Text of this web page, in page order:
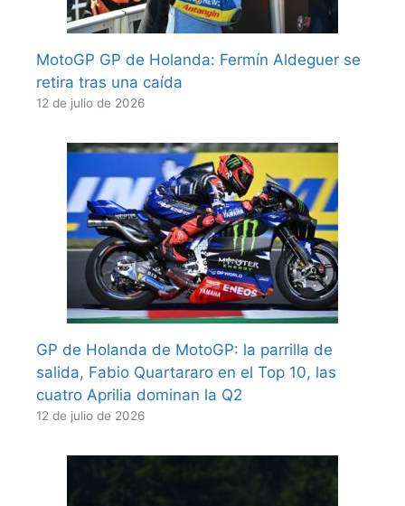
MotoGP GP de Holanda: Fermín Aldeguer se
retira tras una caída
12 de julio de 2026
GP de Holanda de MotoGP: la parrilla de
salida, Fabio Quartararo en el Top 10, las
cuatro Aprilia dominan la Q2
12 de julio de 2026